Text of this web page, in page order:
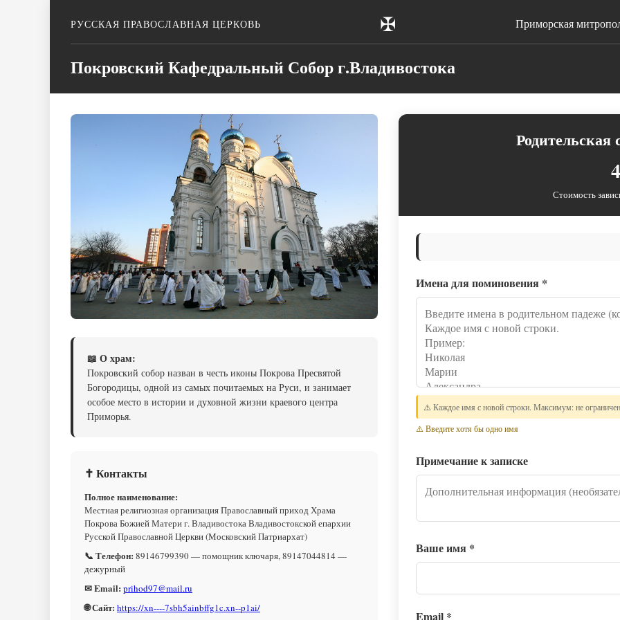
РУССКАЯ ПРАВОСЛАВНАЯ ЦЕРКОВЬ ✠ Приморская
Покровский Кафедральный Собор г.Владивостока
📖 О храм:
Покровский собор назван в честь иконы Покрова Пресвятой
Богородицы, одной из самых почитаемых на Руси, и занимает
особое место в истории и духовной жизни краевого центра
Приморья.
✝ Контакты
Полное наименование:
Местная религиозная организация Православный приход Храма
Покрова Божией Матери г. Владивостока Владивостокской епархии
Русской Православной Церкви (Московский Патриархат)
📞 Телефон: 89146799390 — помощник ключаря, 89147044814 —
дежурный
✉ Email: prihod97@mail.ru
🌐 Сайт: https://xn----7sbh5ainbffg1c.xn--p1ai/
Родительская
Стоимость
Имена для поминовения *
⚠️ Каждое имя с новой строки. Максимум: не
⚠️ Введите хотя бы одно имя
Примечание к записке
Ваше имя *
Email *